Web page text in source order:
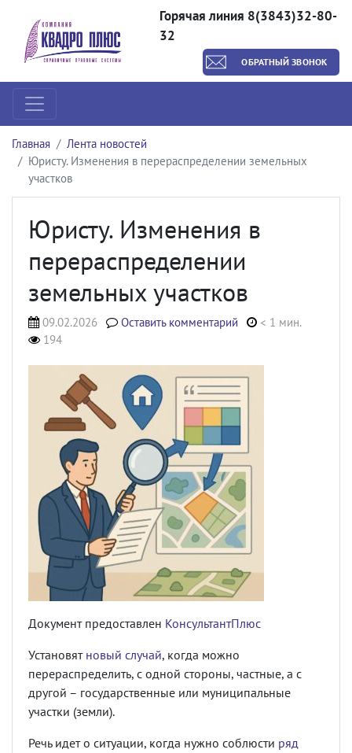
Горячая линия 8(3843)32-80-
32
ОБРАТНЫЙ ЗВОНОК
Главная
Лента новостей
Юристу. Изменения в перераспределении земельных
участков
Юристу. Изменения в
перераспределении
земельных участков
09.02.2026 Оставить комментарий
< 1 мин.
194
Документ предоставлен КонсультантПлюс
Установят новый случай, когда можно
перераспределить, с одной стороны, частные, а с
другой – государственные или муниципальные
участки (земли).
Речь идет о ситуации, когда нужно соблюсти ряд